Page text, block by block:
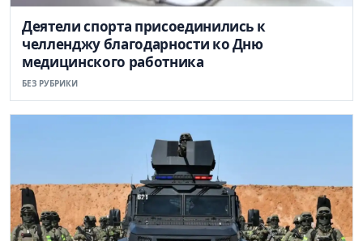
Деятели спорта присоединились к
челленджу благодарности ко Дню
медицинского работника
БЕЗ РУБРИКИ